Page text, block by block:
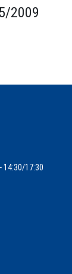
2009
14:30/17:30